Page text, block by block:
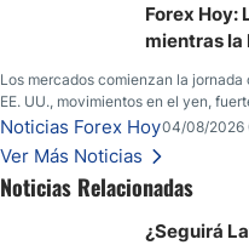
yen; el peso mexicano ve unForex Hoy:
mientras la
Los mercados comienzan la
EE. UU., movimientos en el yen,
seguridad en Bitcoin y nuevas
Noticias Forex Hoy04/08/2026
Ver Más Noticias
Noticias Relacionadas
¿Seguirá